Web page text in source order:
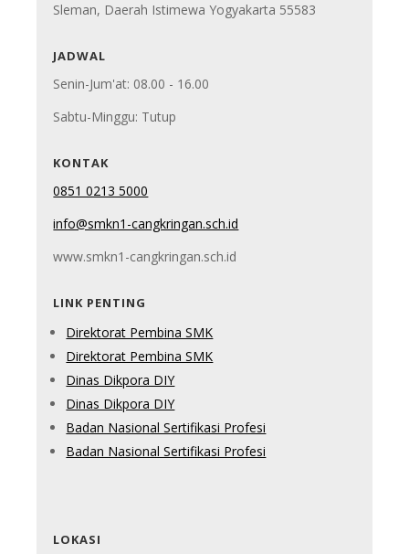
Sleman, Daerah Istimewa Yogyakarta 55583
JADWAL
Senin-Jum'at: 08.00 - 16.00
Sabtu-Minggu: Tutup
KONTAK
0851 0213 5000
info@smkn1-cangkringan.sch.id
www.smkn1-cangkringan.sch.id
LINK PENTING
Direktorat Pembina SMK
Direktorat Pembina SMK
Dinas Dikpora DIY
Dinas Dikpora DIY
Badan Nasional Sertifikasi Profesi
Badan Nasional Sertifikasi Profesi
LOKASI